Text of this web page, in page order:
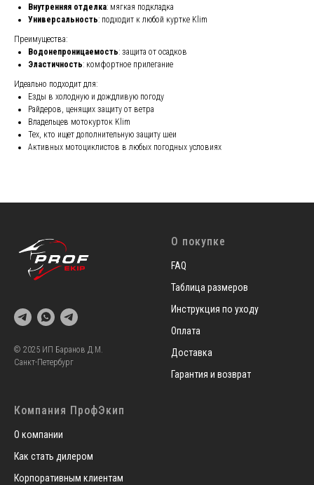
Внутренняя отделка: мягкая подкладка
Универсальность: подходит к любой куртке Klim
Преимущества:
Водонепроницаемость: защита от осадков
Эластичность: комфортное прилегание
Идеально подходит для:
Езды в холодную и дождливую погоду
Райдеров, ценящих защиту от ветра
Владельцев мотокурток Klim
Тех, кто ищет дополнительную защиту шеи
Активных мотоциклистов в любых погодных условиях
© 2025 ИП Баранов Д.М.
Санкт-Петербург
О покупке
FAQ
Таблица размеров
Инструкция по уходу
Оплата
Доставка
Гарантия и возврат
Компания ПрофЭкип
О компании
Как стать дилером
Корпоративным клиентам